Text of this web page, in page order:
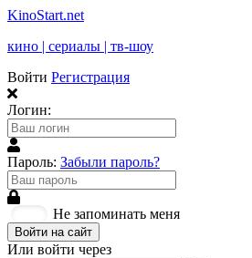
KinoStart.net
кино | сериалы | тв-шоу
Войти Регистрация
Логин:
Пароль: Забыли пароль?
Не запоминать меня
Войти на сайт
Или войти через